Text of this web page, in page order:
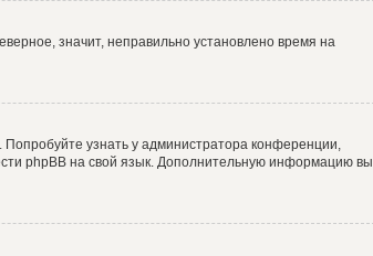
значит, неправильно установлено время на
узнать у администратора конференции,
phpBB на свой язык. Дополнительную информацию вы